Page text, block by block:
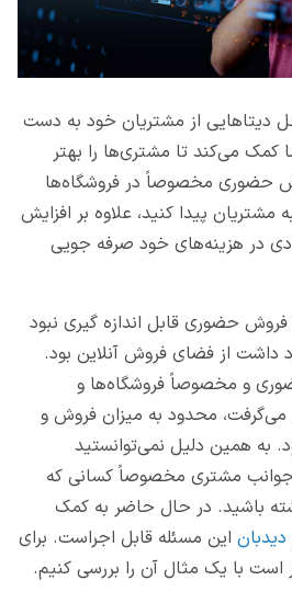
دیتاهایی از مشتریان خود به دست
کمک می‌کند تا مشتری‌ها را بهتر
حضوری مخصوصاً در فروشگاه‌ها
مشتریان پیدا کنید، علاوه بر افزایش
در هزینه‌های خود صرفه جویی
حضوری قابل اندازه گیری نبود
داشت از فضای فروش آنلاین بود.
و مخصوصاً فروشگاه‌ها و
می‌گرفت، محدود به میزان فروش و
به همین دلیل نمی‌توانستید
جوانب مشتری مخصوصاً کسانی که
باشید. در حال حاضر به کمک
این مسئله قابل اجراست. برای
است با یک مثال آن را بررسی کنیم.